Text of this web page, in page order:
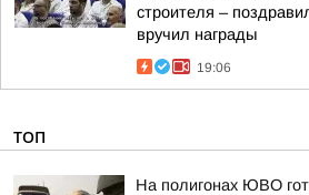
строителя –
вручил награды
19:06
ТОП
На полигонах ЮВО